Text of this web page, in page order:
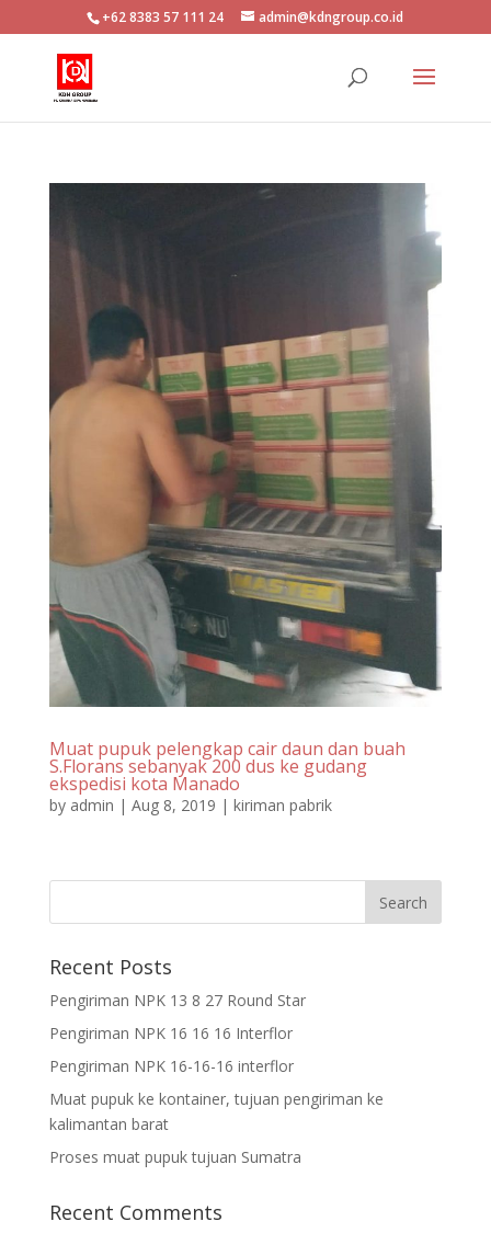
+62 8383 57 111 24 admin@kdngroup.co.id
Muat pupuk pelengkap cair daun dan buah
S.Florans sebanyak 200 dus ke gudang
ekspedisi kota Manado
by admin | Aug 8, 2019 | kiriman pabrik
Recent Posts
Pengiriman NPK 13 8 27 Round Star
Pengiriman NPK 16 16 16 Interflor
Pengiriman NPK 16-16-16 interflor
Muat pupuk ke kontainer, tujuan pengiriman ke
kalimantan barat
Proses muat pupuk tujuan Sumatra
Recent Comments